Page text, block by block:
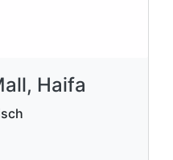
Haifa